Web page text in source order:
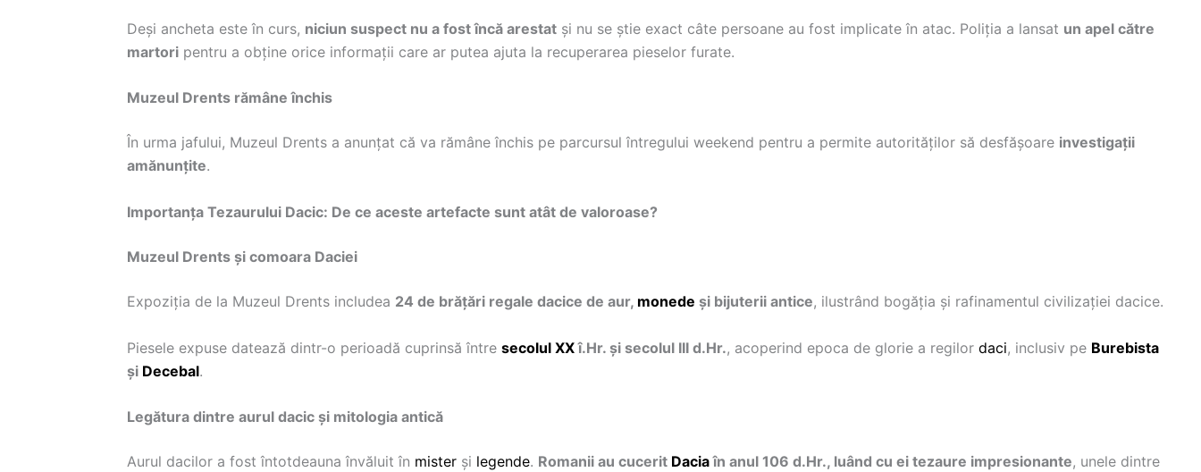
Deși ancheta este în curs, niciun suspect nu a fost încă arestat și nu se știe exact câte persoane au fost implicate în atac. Poliția a lansat un apel către
martori pentru a obține orice informații care ar putea ajuta la recuperarea pieselor furate.
Muzeul Drents rămâne închis
În urma jafului, Muzeul Drents a anunțat că va rămâne închis pe parcursul întregului weekend pentru a permite autorităților să desfășoare investigații
amănunțite.
Importanța Tezaurului Dacic: De ce aceste artefacte sunt atât de valoroase?
Muzeul Drents și comoara Daciei
Expoziția de la Muzeul Drents includea 24 de brățări regale dacice de aur, monede și bijuterii antice, ilustrând bogăția și rafinamentul civilizației dacice.
Piesele expuse datează dintr-o perioadă cuprinsă între secolul XXî.Hr. și secolul III d.Hr., acoperind epoca de glorie a regilor daci, inclusiv pe Burebista
și Decebal.
Legătura dintre aurul dacic și mitologia antică
Aurul dacilor a fost întotdeauna învăluit în mister și legende. Romanii au cucerit Daciaîn anul 106 d.Hr., luând cu ei tezaure impresionante, unele dintre